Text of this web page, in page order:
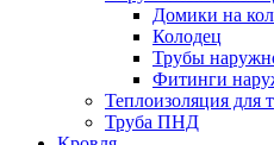
Домики на
Колодец
Трубы
Фитинги
Теплоизоляция для
Труба ПНД